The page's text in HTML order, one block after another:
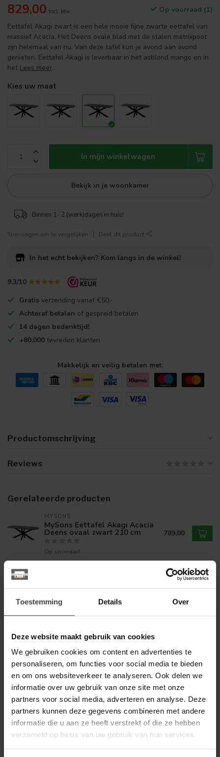
Toestemming Details Over
Deze website maakt gebruik van cookies
We gebruiken cookies om content en advertenties te
personaliseren, om functies voor social media te bieden
en om ons websiteverkeer te analyseren. Ook delen we
informatie over uw gebruik van onze site met onze
partners voor social media, adverteren en analyse. Deze
partners kunnen deze gegevens combineren met andere
informatie die u aan ze heeft verstrekt of die ze hebben
verzameld op basis van uw gebruik van hun services.
829,00 Incl. btw
Op voorraad (1)
Eettafel Akagi zwart is een hele mooie fijne zwarte eettafel van
massief Acacia. Het Deens ovale blad met de stalen matrixpoot
zijn helemaal van nu. Van deze tafel kun je avond aan avond
genieten. Eettafel Akagi is leverbaar in het asblond mango en in
het Lees meer.
Kies uw maat
In mijn winkelwagen
Bekijk in je woonkamer
Binnen 1- 2 (werk)dagen in huis!
Toevoegen om te vergelijken Deel dit product
In het echt bekijken? Kom langs in de winkel!
9.3/10
Gratis verzending vanaf €50,-
Achteraf betalen of gespreid betalen
14 dagen bedenktijd!
+80.000 tevreden klanten
Makkelijk en veilig betalen met:
Productomschrijving
Reviews
Gerelateerde producten
MYSONS
MySons Eettafel Akagi Acacia
Deens ovaal zwart 210 cm
Op voorraad
789,00
MYSONS
Deens ovaal zwart 160 cm
Op voorraad
579,00
MYSONS
MySons Eettafel Akagi Acacia
Deens ovaal zwart 180 cm
Op voorraad
629,00